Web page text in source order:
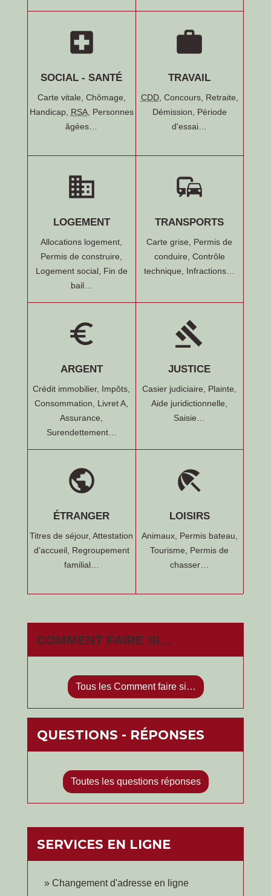
local_hospital
SOCIAL - SANTÉ
Carte vitale, Chômage,
Handicap, RSA, Personnes
âgées…
work
TRAVAIL
CDD, Concours, Retraite,
Démission, Période
d'essai…
domain
LOGEMENT
Allocations logement,
Permis de construire,
Logement social, Fin de
bail…
commute
TRANSPORTS
Carte grise, Permis de
conduire, Contrôle
technique, Infractions…
euro_symbol
ARGENT
Crédit immobilier, Impôts,
Consommation, Livret A,
Assurance,
Surendettement…
gavel
JUSTICE
Casier judiciaire, Plainte,
Aide juridictionnelle,
Saisie…
public
ÉTRANGER
Titres de séjour,Attestation
d’accueil, Regroupement
familial…
beach_access
LOISIRS
Animaux, Permis bateau,
Tourisme, Permis de
chasser…
COMMENT FAIRE SI…
Tous les Comment faire si…
QUESTIONS - RÉPONSES
Toutes les questions réponses
SERVICES EN LIGNE
Changement d'adresse en ligne